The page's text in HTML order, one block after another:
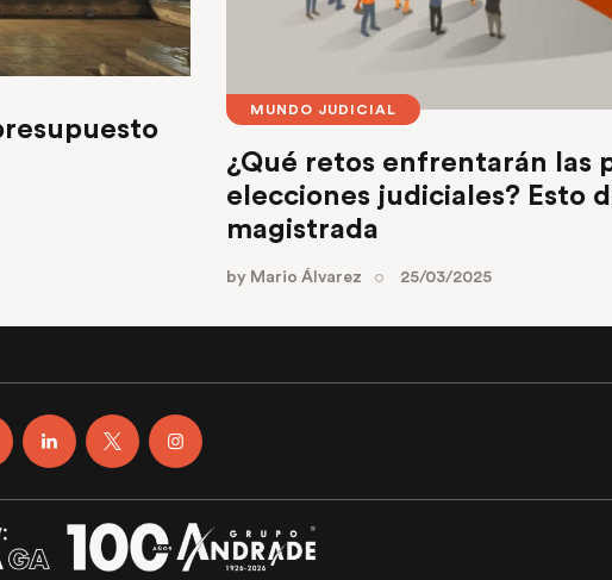
MUNDO JUDICIAL
¿Qué retos enfrentarán las
elecciones judiciales? Esto
magistrada
by Mario Álvarez 25/03/2025